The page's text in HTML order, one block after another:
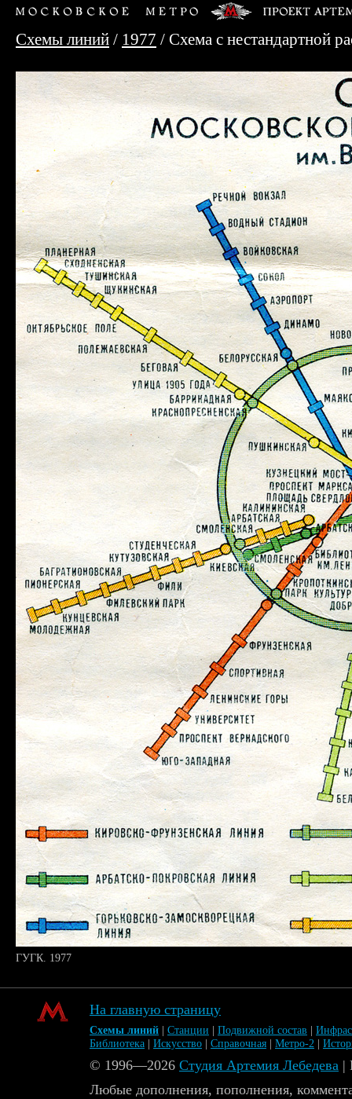
Схемы линий / 1977 / Схема с нестандартной
ГУГК. 1977
На главную страницу
Схемы линий Станции Подвижной состав
Библиотека
Искусство Справочная Метро-2
© 1996—2026 Студия Артемия Лебедева |
Любые дополнения, пополнения,